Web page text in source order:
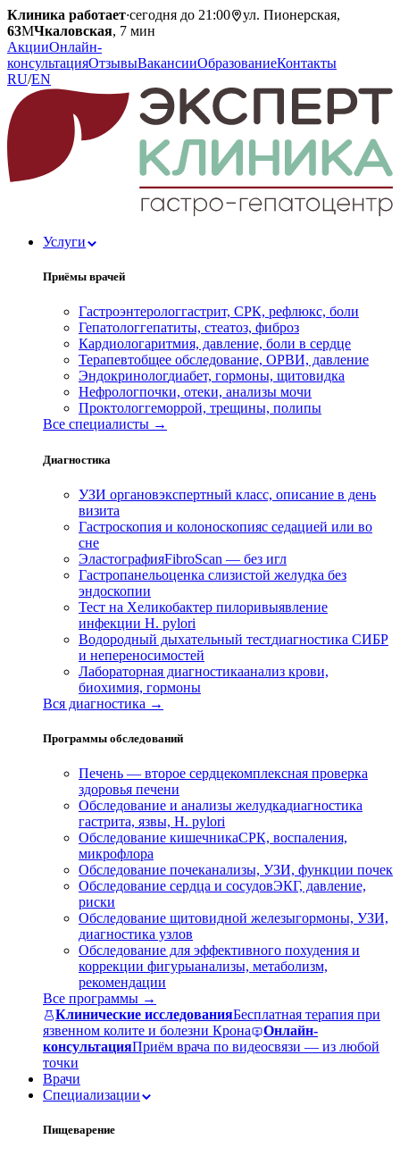
Клиника работает·сегодня до 21:00
ул. Пионерская,
63МЧкаловская, 7 мин
АкцииОнлайн-
консультацияОтзывыВакансииОбразованиеКонтакты
RU/EN
Услуги
Приёмы врачей
Гастроэнтерологгастрит, СРК, рефлюкс, боли
Гепатологгепатиты, стеатоз, фиброз
Кардиологаритмия, давление, боли в сердце
Терапевтобщее обследование, ОРВИ, давление
Эндокринологдиабет, гормоны, щитовидка
Нефрологпочки, отеки, анализы мочи
Проктологгеморрой, трещины, полипы
Все специалисты →
Диагностика
УЗИ органовэкспертный класс, описание в день
визита
Гастроскопия и колоноскопияс седацией или во
сне
ЭластографияFibroScan — без игл
Гастропанельоценка слизистой желудка без
эндоскопии
Тест на Хеликобактер пилоривыявление
инфекции H. pylori
Водородный дыхательный тестдиагностика СИБР
и непереносимостей
Лабораторная диагностикаанализ крови,
биохимия, гормоны
Вся диагностика →
Программы обследований
Печень — второе сердцекомплексная проверка
здоровья печени
Обследование и анализы желудкадиагностика
гастрита, язвы, H. pylori
Обследование кишечникаСРК, воспаления,
микрофлора
Обследование почеканализы, УЗИ, функции почек
Обследование сердца и сосудовЭКГ, давление,
риски
Обследование щитовидной железыгормоны, УЗИ,
диагностика узлов
Обследование для эффективного похудения и
коррекции фигурыанализы, метаболизм,
рекомендации
Все программы →
Клинические исследованияБесплатная терапия при
язвенном колите и болезни Крона
Онлайн-
консультацияПриём врача по видеосвязи — из любой
точки
Врачи
Специализации
Пищеварение